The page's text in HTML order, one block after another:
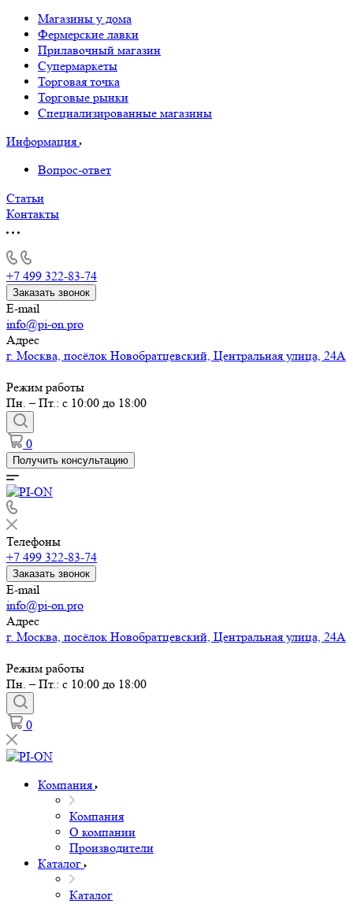
Магазины у дома
Фермерские лавки
Прилавочный магазин
Супермаркеты
Торговая точка
Торговые рынки
Специализированные магазины
Информация
Вопрос-ответ
Статьи
Контакты
+7 499 322-83-74
Заказать звонок
E-mail
info@pi-on.pro
Адрес
г. Москва, посёлок Новобратцевский, Центральная улица, 24А
Режим работы
Пн. – Пт.: с 10:00 до 18:00
0
Получить консультацию
Телефоны
+7 499 322-83-74
Заказать звонок
E-mail
info@pi-on.pro
Адрес
г. Москва, посёлок Новобратцевский, Центральная улица, 24А
Режим работы
Пн. – Пт.: с 10:00 до 18:00
0
Компания
Компания
О компании
Производители
Каталог
Каталог